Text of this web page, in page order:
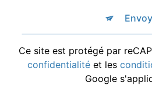
Ce site est protégé par
confidentialité et les
Google